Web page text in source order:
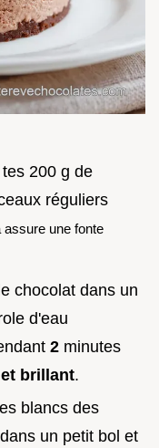
200 g de
réguliers
assure une fonte
chocolat dans un
d'eau
2 minutes
brillant.
blancs des
un petit bol et